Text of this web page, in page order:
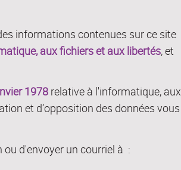
informations contenues sur ce site
aux fichiers et aux libertés, et
1978 relative à l'informatique, aux
et d’opposition des données vous
ou d'envoyer un courriel à :